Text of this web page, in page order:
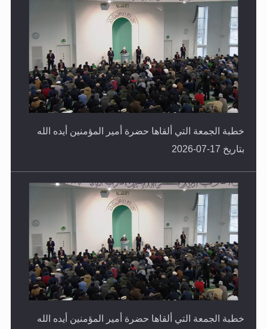
خطبة الجمعة التي ألقاها حضرة أمير المؤمنين أيده الله
بتاريخ 17-07-2026
خطبة الجمعة التي ألقاها حضرة أمير المؤمنين أيده الله